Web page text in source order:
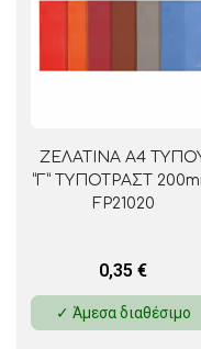
ΖΕΛΑΤΙΝΑ Α4
“Γ” ΤΥΠΟΤΡΑΣΤ
FP21020
0,35 €
✓ Άμεσα διαθέσιμο